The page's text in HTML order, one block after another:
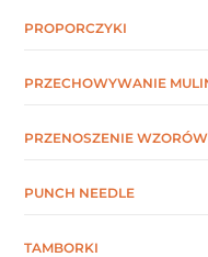
PROPORCZYKI
PRZECHOWYWANIE
PRZENOSZENIE WZORÓW
PUNCH NEEDLE
TAMBORKI